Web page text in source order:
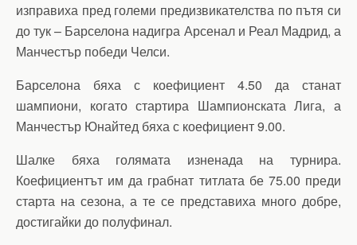
изправиха пред големи предизвикателства по пътя си
до тук – Барселона надигра Арсенал и Реал Мадрид, а
Манчестър победи Челси.
Барселона бяха с коефициент 4.50 да станат
шампиони, когато стартира Шампионската Лига, а
Манчестър Юнайтед бяха с коефициент 9.00.
Шалке бяха голямата изненада на турнира.
Коефициентът им да грабнат титлата бе 75.00 преди
старта на сезона, а те се представиха много добре,
достигайки до полуфинал.